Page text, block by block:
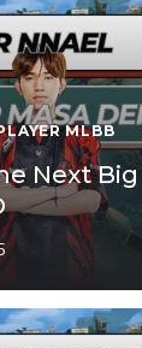
MLBB
Next